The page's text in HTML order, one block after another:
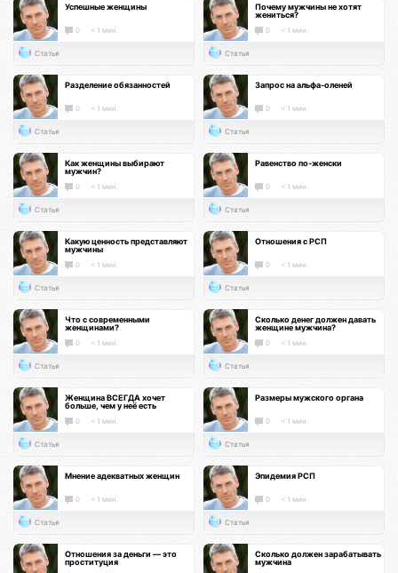
Успешные женщины
0 < 1 мин.
Статья
Почему мужчины не хотят
жениться?
0 < 1 мин.
Статья
Разделение обязанностей
0 < 1 мин.
Статья
Запрос на альфа-оленей
0 < 1 мин.
Статья
Как женщины выбирают
мужчин?
0 < 1 мин.
Статья
Равенство по-женски
0 < 1 мин.
Статья
Какую ценность представляют
мужчины
0 < 1 мин.
Статья
Отношения с РСП
0 < 1 мин.
Статья
Что с современными
женщинами?
0 < 1 мин.
Статья
Сколько денег должен давать
женщине мужчина?
0 < 1 мин.
Статья
Женщина ВСЕГДА хочет
больше, чем у неё есть
0 < 1 мин.
Статья
Размеры мужского органа
0 < 1 мин.
Статья
Мнение адекватных женщин
0 < 1 мин.
Статья
Эпидемия РСП
0 < 1 мин.
Статья
Отношения за деньги — это
проституция
Сколько должен зарабатывать
мужчина